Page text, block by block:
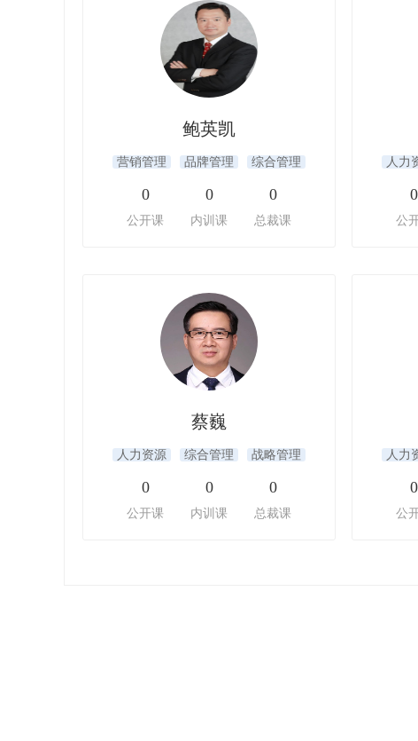
鲍英凯
营销管理 品牌管理 综合管理
0
公开课
0
内训课
0
总裁课
人力
0
公
蔡巍
人力资源 综合管理 战略管理
0
公开课
0
内训课
0
总裁课
人力
0
公